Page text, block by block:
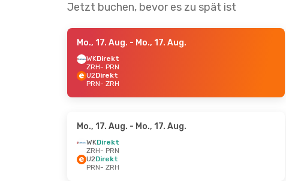
Jetzt buchen, bevor es zu spät ist
Mo., 17. Aug. - Mo., 17. Aug.
WKDirekt
ZRH- PRN
U2Direkt
PRN- ZRH
Mo., 17. Aug. - Mo., 17. Aug.
WKDirekt
ZRH- PRN
U2Direkt
PRN- ZRH